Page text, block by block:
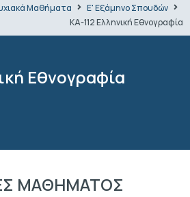
Μαθήματα
Ε' Εξάμηνο Σπουδών
ΚΑ-112 Ελληνική Εθνογραφία
Εθνογραφία
ΜΑΘΗΜΑΤΟΣ